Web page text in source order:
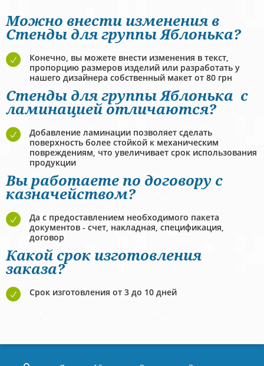
Можно внести изменения в
Стенды для группы Яблонька?
Конечно, вы можете внести изменения в текст,
пропорцию размеров изделий или разработать у
нашего дизайнера собственный макет от 80 грн
Стенды для группы Яблонька с
ламинацией отличаются?
Добавление ламинации позволяет сделать
поверхность более стойкой к механическим
повреждениям, что увеличивает срок использования
продукции
Вы работаете по договору с
казначейством?
Да с предоставлением необходимого пакета
документов - счет, накладная, спецификация,
договор
Какой срок изготовления
заказа?
Срок изготовления от 3 до 10 дней